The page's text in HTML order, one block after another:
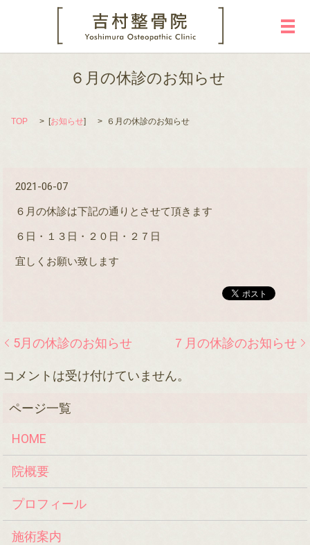
メ
６月の休診のお知らせ
TOP [お知らせ] ６月の休診のお知らせ
2021-06-07
６月の休診は下記の通りとさせて頂きます
６日・１３日・２０日・２７日
宜しくお願い致します
5月の休診のお知らせ ７月の休診のお知らせ
コメントは受け付けていません。
HOME
院概要
プロフィール
施術案内